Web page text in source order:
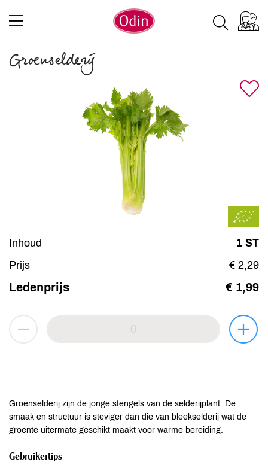
Groenselderij
Inhoud
1 ST
Prijs
€ 2,29
Ledenprijs € 1,99
Groenselderij zijn de jonge stengels van de selderijplant. De
smaak en structuur is steviger dan die van bleekselderij wat de
groente uitermate geschikt maakt voor warme bereiding.
Gebruikertips